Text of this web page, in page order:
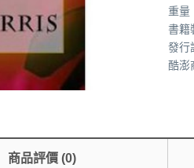
重量
書籍
發行
酷澎
商品評價(0)